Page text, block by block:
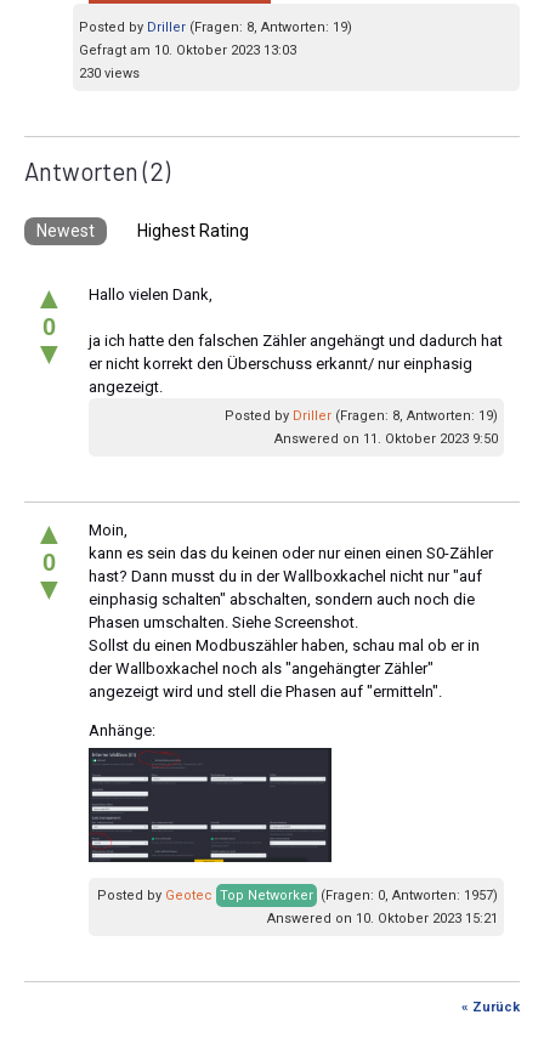
Posted by Driller (Fragen: 8, Antworten: 19)
Gefragt am 10. Oktober 2023 13:03
230 views
Antworten(2)
Newest Highest Rating
▲
0
▼
Hallo vielen Dank,
ja ich hatte den falschen Zähler angehängt und dadurch hat
er nicht korrekt den Überschuss erkannt/ nur einphasig
angezeigt.
Posted by Driller (Fragen: 8, Antworten: 19)
Answered on 11. Oktober 2023 9:50
▲
0
▼
Moin,
kann es sein das du keinen oder nur einen einen S0-Zähler
hast? Dann musst du in der Wallboxkachel nicht nur "auf
einphasig schalten" abschalten, sondern auch noch die
Phasen umschalten. Siehe Screenshot.
Sollst du einen Modbuszähler haben, schau mal ob er in
der Wallboxkachel noch als "angehängter Zähler"
angezeigt wird und stell die Phasen auf "ermitteln".
Anhänge:
Posted by Geotec Top Networker (Fragen: 0, Antworten: 1957)
Answered on 10. Oktober 2023 15:21
« Zurück